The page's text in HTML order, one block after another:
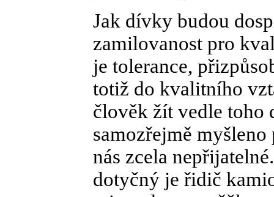
Jak dívky budou
zamilovanost pro
je tolerance,
totiž do kvalitního
člověk žít vedle toho
samozřejmě
nás zcela
dotyčný je řidič